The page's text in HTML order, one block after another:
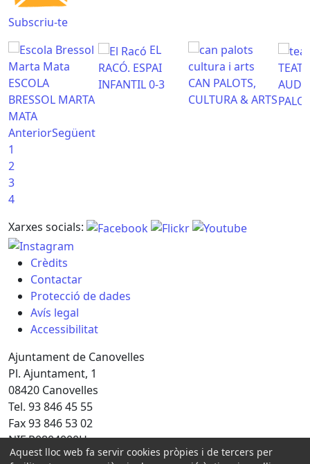
Subscriu-te
ESCOLA
BRESSOL MARTA
MATA
EL
RACÓ. ESPAI
INFANTIL 0-3
CAN PALOTS,
CULTURA & ARTS
AnteriorSegüent
1
2
3
4
Xarxes socials:
Crèdits
Contactar
Protecció de dades
Avís legal
Accessibilitat
Ajuntament de Canovelles
Pl. Ajuntament, 1
08420 Canovelles
Tel. 93 846 45 55
Fax 93 846 53 02
NIF P0804000H
Aquest lloc web fa servir cookies pròpies i de tercers per